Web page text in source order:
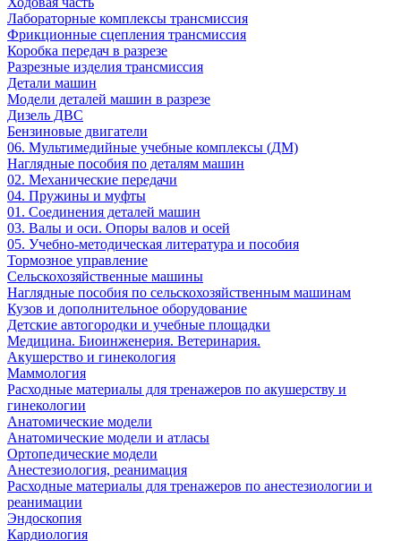
Лабораторные комплексы трансмиссия
Фрикционные сцепления трансмиссия
Коробка передач в разрезе
Разрезные изделия трансмиссия
Детали машин
Модели деталей машин в разрезе
Дизель ДВС
Бензиновые двигатели
06. Мультимедийные учебные комплексы (ДМ)
Наглядные пособия по деталям машин
02. Механические передачи
04. Пружины и муфты
01. Соединения деталей машин
03. Валы и оси. Опоры валов и осей
05. Учебно-методическая литература и пособия
Тормозное управление
Сельскохозяйственные машины
Наглядные пособия по сельскохозяйственным машинам
Кузов и дополнительное оборудование
Детские автогородки и учебные площадки
Медицина. Биоинженерия. Ветеринария.
Акушерство и гинекология
Маммология
Расходные материалы для тренажеров по акушерству и
гинекологии
Анатомические модели
Анатомические модели и атласы
Ортопедические модели
Анестезиология, реанимация
Расходные материалы для тренажеров по анестезиологии и
реанимации
Эндоскопия
Кардиология